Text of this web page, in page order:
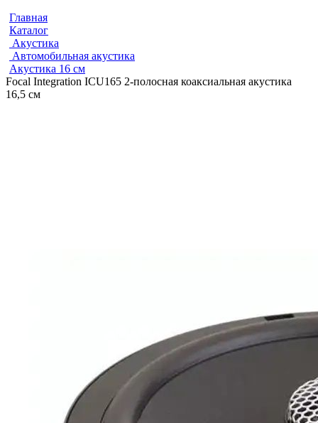
Главная
Каталог
Акустика
Автомобильная акустика
Акустика 16 см
Focal Integration ICU165 2-полосная коаксиальная акустика
16,5 см